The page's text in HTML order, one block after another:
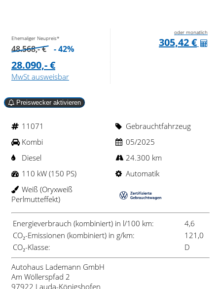
Ehemaliger Neupreis*
48.568,- € - 42%
28.090,- €
MwSt ausweisbar
oder monatlich
305,42 €
Preiswecker aktivieren
11071
Gebrauchtfahrzeug
Kombi
05/2025
Diesel
24.300 km
110 kW (150 PS)
Automatik
Weiß (Oryxweiß
Perlmutteffekt)
Energieverbrauch (kombiniert) in l/100 km:
4,6
CO₂-Emissionen (kombiniert) in g/km:
121,0
CO₂-Klasse:
D
Autohaus Lademann GmbH
Am Wöllerspfad 2
97922 Lauda-Königshofen